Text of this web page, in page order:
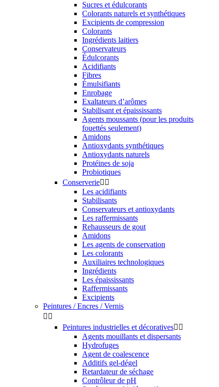
Sucres et édulcorants
Colorants naturels et synthétiques
Excipients de compression
Colorants
Ingrédients laitiers
Conservateurs
Édulcorants
Acidifiants
Fibres
Émulsifiants
Enrobage
Exaltateurs d’arômes
Stabilisant et épaississants
Agents moussants (pour les produits
fouettés seulement)
Amidons
Antioxydants synthétiques
Antioxydants naturels
Protéines de soja
Probiotiques
Conserverie 
Les acidifiants
Stabilisants
Conservateurs et antioxydants
Les raffermissants
Rehausseurs de gout
Amidons
Les agents de conservation
Les colorants
Auxiliaires technologiques
Ingrédients
Les épaississants
Raffermissants
Excipients
Peintures / Encres / Vernis
 
Peintures industrielles et décoratives 
Agents mouillants et dispersants
Hydrofuges
Agent de coalescence
Additifs gel-dégel
Retardateur de séchage
Contrôleur de pH